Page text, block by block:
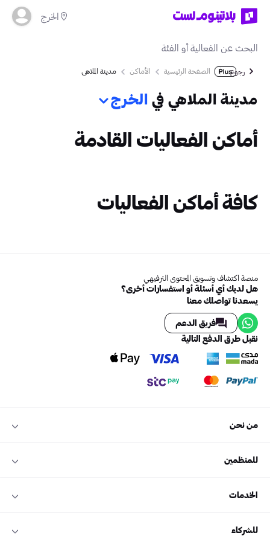
الخرج
رجوع الصفحة الرئيسية الأماكن مدينة الملاهي
مدينة الملاهي في الخرج
أماكن الفعاليات القادمة
كافة أماكن الفعاليات
منصة اكتشاف وتسويق المحتوى الترفيهي
هل لديك أي أسئلة أو استفسارات أخرى؟
يسعدنا تواصلك معنا
فريق الدعم
نقبل طرق الدفع التالية
من نحن
للمنظمين
الخدمات
للشركاء